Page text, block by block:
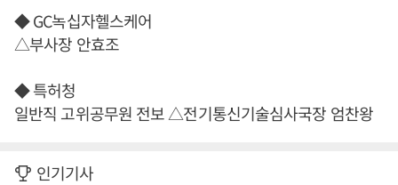
◆ GC녹십자헬스케어
△부사장 안효조
◆ 특허청
일반직 고위공무원 전보 △전기통신기술심사국장 엄찬왕
인기기사